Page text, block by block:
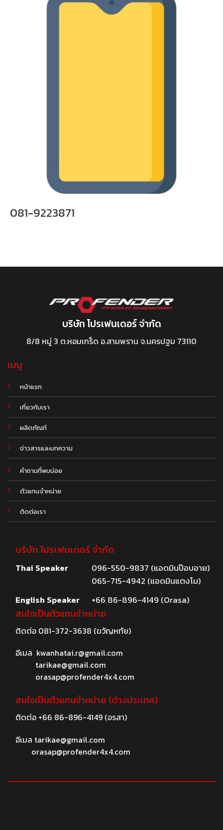
081-9223871
บริษัท โปรเฟนเดอร์ จำกัด
8/8 หมู่ 3 ต.หอมเกร็ด อ.สามพราน จ.นครปฐม 73110
เมนู
หน้าแรก
เกี่ยวกับเรา
ผลิตภัณฑ์
ข่าวสารและบทความ
.
คำถามที่พบบ่อย
ตัวแทนจำหน่าย
ติดต่อเรา
บริษัท โปรเฟนเดอร์ จำกัด
Thai Speaker
096-550-9837 (แอดมินป๊อบอาย)
065-715-4942 (แอดมินแตงโม)
English Speaker
+66 86-896-4149 (Orasa)
สนใจเป็นตัวแทนจำหน่าย
ติดต่อ 081-372-3638 (ขวัญหทัย)
อีเมล kwanhatai.r@gmail.com
tarikae@gmail.com
orasap@profender4x4.com
สนใจเป็นตัวแทนจำหน่าย (ต่างประเทศ)
ติดต่อ +66 86-896-4149(อรสา)
อีเมล tarikae@gmail.com
orasap@profender4x4.com